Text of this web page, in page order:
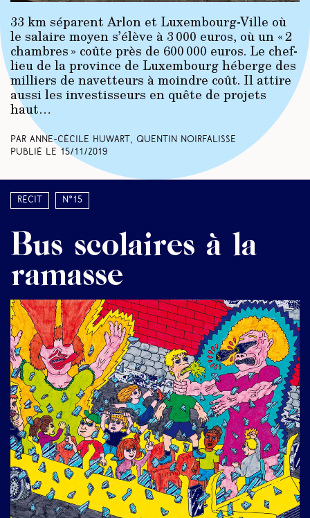
33 km séparent Arlon et Luxembourg-Ville où
le salaire moyen s’élève à 3 000 euros, où un « 2
chambres » coûte près de 600 000 euros. Le chef-
lieu de la province de Luxembourg héberge des
milliers de navetteurs à moindre coût. Il attire
aussi les investisseurs en quête de projets
haut…
Par Anne-Cécile Huwart, Quentin Noirfalisse
Publié le 15/11/2019
Récit N°15
Bus scolaires à la
ramasse